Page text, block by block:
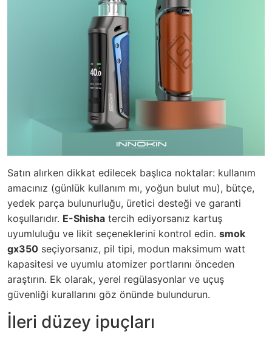
Satın alırken dikkat edilecek başlıca noktalar: kullanım
amacınız (günlük kullanım mı, yoğun bulut mu), bütçe,
yedek parça bulunurluğu, üretici desteği ve garanti
koşullarıdır. E-Shisha tercih ediyorsanız kartuş
uyumluluğu ve likit seçeneklerini kontrol edin. smok
gx350 seçiyorsanız, pil tipi, modun maksimum watt
kapasitesi ve uyumlu atomizer portlarını önceden
araştırın. Ek olarak, yerel regülasyonlar ve uçuş
güvenliği kurallarını göz önünde bulundurun.
İleri düzey ipuçları